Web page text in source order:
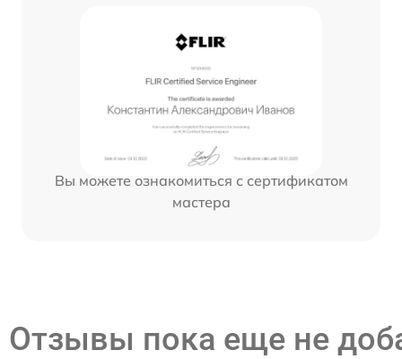
Вы можете ознакомиться с сертификатом
мастера
Отзывы пока еще не